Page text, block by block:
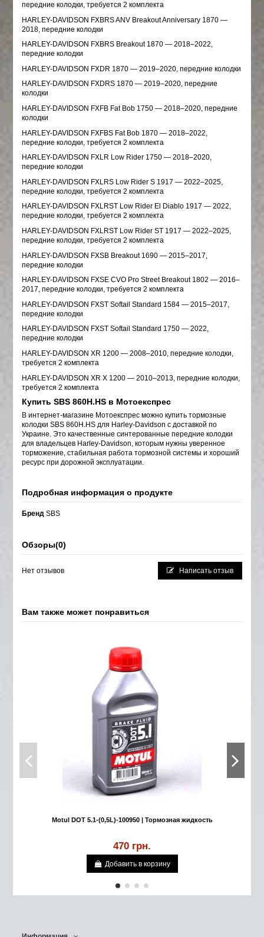
передние колодки, требуется 2 комплекта
HARLEY-DAVIDSON FXBRS ANV Breakout Anniversary 1870 —
2018, передние колодки
HARLEY-DAVIDSON FXBRS Breakout 1870 — 2018–2022,
передние колодки
HARLEY-DAVIDSON FXDR 1870 — 2019–2020, передние колодки
HARLEY-DAVIDSON FXDRS 1870 — 2019–2020, передние
колодки
HARLEY-DAVIDSON FXFB Fat Bob 1750 — 2018–2020, передние
колодки
HARLEY-DAVIDSON FXFBS Fat Bob 1870 — 2018–2022,
передние колодки, требуется 2 комплекта
HARLEY-DAVIDSON FXLR Low Rider 1750 — 2018–2020,
передние колодки
HARLEY-DAVIDSON FXLRS Low Rider S 1917 — 2022–2025,
передние колодки, требуется 2 комплекта
HARLEY-DAVIDSON FXLRST Low Rider El Diablo 1917 — 2022,
передние колодки, требуется 2 комплекта
HARLEY-DAVIDSON FXLRST Low Rider ST 1917 — 2022–2025,
передние колодки, требуется 2 комплекта
HARLEY-DAVIDSON FXSB Breakout 1690 — 2015–2017,
передние колодки
HARLEY-DAVIDSON FXSE CVO Pro Street Breakout 1802 — 2016–
2017, передние колодки, требуется 2 комплекта
HARLEY-DAVIDSON FXST Softail Standard 1584 — 2015–2017,
передние колодки
HARLEY-DAVIDSON FXST Softail Standard 1750 — 2022,
передние колодки
HARLEY-DAVIDSON XR 1200 — 2008–2010, передние колодки,
требуется 2 комплекта
HARLEY-DAVIDSON XR X 1200 — 2010–2013, передние колодки,
требуется 2 комплекта
Купить SBS 860H.HS в Мотоекспрес
В интернет-магазине Мотоекспрес можно купить тормозные
колодки SBS 860H.HS для Harley-Davidson с доставкой по
Украине. Это качественные синтерованные передние колодки
для владельцев Harley-Davidson, которым нужны уверенное
торможение, стабильная работа тормозной системы и хороший
ресурс при дорожной эксплуатации.
Подробная информация о продукте
Бренд SBS
Обзоры(0)
Нет отзывов Написать отзыв
Вам также может понравиться
Motul DOT 5.1-(0,5L)-100950 | Тормозная жидкость
470 грн.
Добавить в корзину